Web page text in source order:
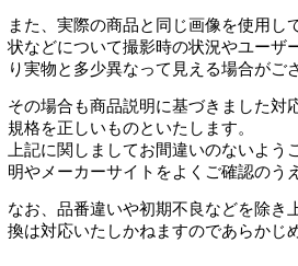
また、実際の商品と同じ画像を使用し
状などについて撮影時の状況やユーザ
り実物と多少異なって見える場合がご
その場合も商品説明に基づきました対
規格を正しいものといたします。
上記に関しましてお間違いのないよう
明やメーカーサイトをよくご確認のう
なお、品番違いや初期不良などを除き
換は対応いたしかねますのであらかじ